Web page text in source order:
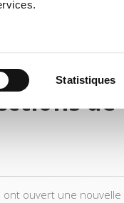
Statistiques
ouvert une